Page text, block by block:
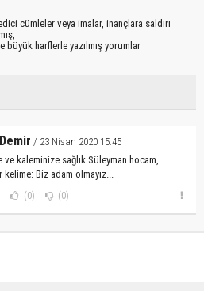
cümleler veya imalar, inançlara saldırı
büyük harflerle yazılmış yorumlar
/ 23 Nisan 2020 15:45
ve kaleminize sağlık Süleyman hocam,
kelime: Biz adam olmayız...
(0) (0)